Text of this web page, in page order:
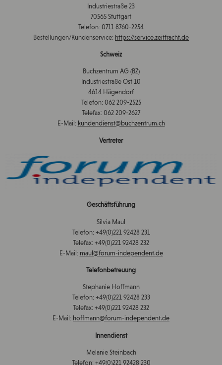
Industriestraße 23
70565 Stuttgart
Telefon: 0711 8760-2254
Bestellungen/Kundenservice: https://service.zeitfracht.de
Schweiz
Buchzentrum AG (BZ)
Industriestraße Ost 10
4614 Hägendorf
Telefon: 062 209-2525
Telefax: 062 209-2627
E-Mail: kundendienst@buchzentrum.ch
Vertreter
Geschäftsführung
Silvia Maul
Telefon: +49(0)221 92428 231
Telefax: +49(0)221 92428 232
E-Mail: maul@forum-independent.de
Telefonbetreuung
Stephanie Hoffmann
Telefon: +49(0)221 92428 233
Telefax: +49(0)221 92428 232
E-Mail: hoffmann@forum-independent.de
Innendienst
Melanie Steinbach
Telefon: +49(0)221 92428 230